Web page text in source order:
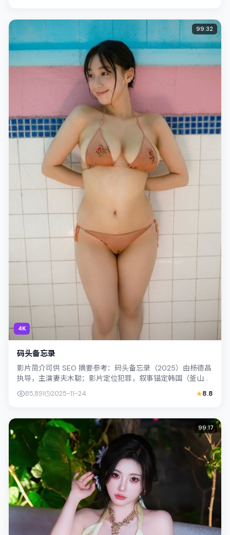
4K
99:32
码头备忘录
影片简介可供 SEO 摘要参考：码头备忘录（2025）由杨德昌
执导，主演妻夫木聪；影片定位犯罪，叙事锚定韩国（釜山）
的社会议题与个体命运，镜头克...
85,891 2025-11-24 8.8
99:17